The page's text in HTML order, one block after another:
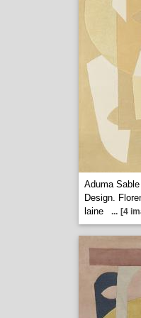
Aduma
Design.
laine
... [4